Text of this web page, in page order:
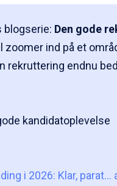
blogserie: Den gode
zoomer ind på et
rekruttering endnu
kandidatoplevelse
i 2026: Klar,